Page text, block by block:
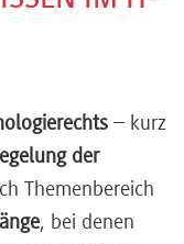
– kurz
der
Themenbereich
, bei denen